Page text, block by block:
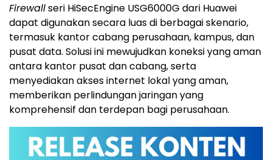
Firewallseri HiSecEngine USG6000G dari Huawei
dapat digunakan secara luas di berbagai skenario,
termasuk kantor cabang perusahaan, kampus, dan
pusat data. Solusi ini mewujudkan koneksi yang aman
antara kantor pusat dan cabang, serta
menyediakan akses internet lokal yang aman,
memberikan perlindungan jaringan yang
komprehensif dan terdepan bagi perusahaan.